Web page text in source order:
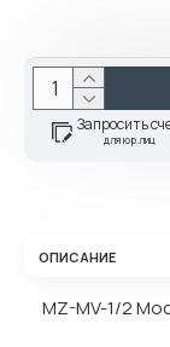
Запросить
для юр.лиц
ОПИСАНИЕ
MZ-MV-1/2